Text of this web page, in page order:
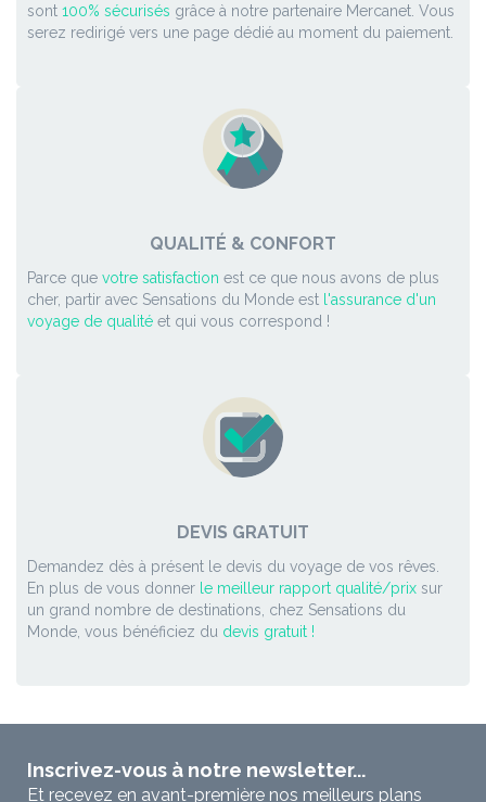
sont 100% sécurisés grâce à notre partenaire Mercanet. Vous
serez redirigé vers une page dédié au moment du paiement.
QUALITÉ & CONFORT
Parce que votre satisfaction est ce que nous avons de plus
cher, partir avec Sensations du Monde est l'assurance d'un
voyage de qualité et qui vous correspond !
DEVIS GRATUIT
Demandez dès à présent le devis du voyage de vos rêves.
En plus de vous donner le meilleur rapport qualité/prix sur
un grand nombre de destinations, chez Sensations du
Monde, vous bénéficiez du devis gratuit !
Inscrivez-vous à notre newsletter...
Et recevez en avant-première nos meilleurs plans